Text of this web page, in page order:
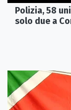
Polizia, 58
solo due a